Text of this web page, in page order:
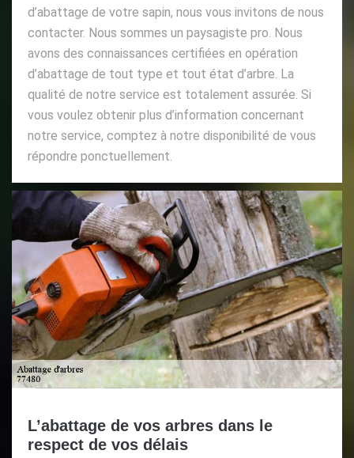
d’abattage de votre sapin, nous vous invitons de nous
contacter. Nous sommes un paysagiste pro. Nous
avons des connaissances certifiées en opération
d’abattage de tout type et tout état d’arbre. La
qualité de notre service est totalement assurée. Si
vous voulez obtenir plus d’information concernant
notre service, comptez à notre disponibilité de vous
répondre ponctuellement.
L’abattage de vos arbres dans le
respect de vos délais